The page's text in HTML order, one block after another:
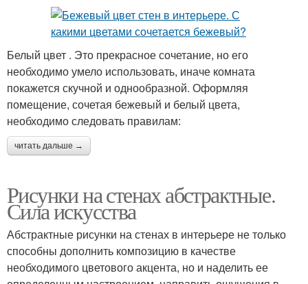
Белый цвет . Это прекрасное сочетание, но его
необходимо умело использовать, иначе комната
покажется скучной и однообразной. Оформляя
помещение, сочетая бежевый и белый цвета,
необходимо следовать правилам:
читать дальше →
Рисунки на стенах абстрактные.
Сила искусства
Абстрактные рисунки на стенах в интерьере не только
способны дополнить композицию в качестве
необходимого цветового акцента, но и наделить ее